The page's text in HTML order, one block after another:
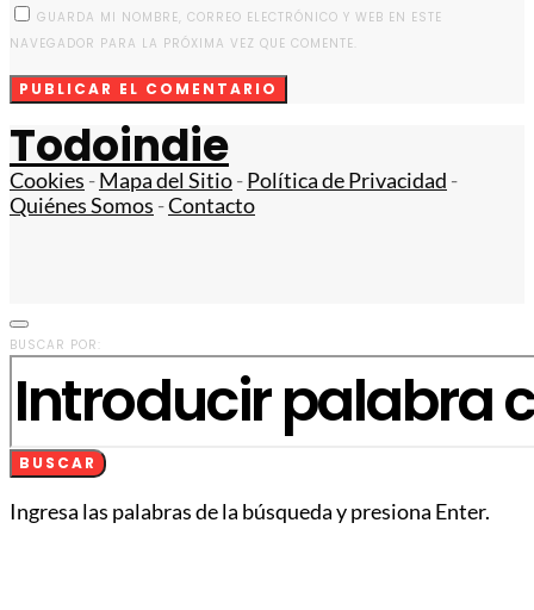
GUARDA MI NOMBRE, CORREO ELECTRÓNICO Y WEB EN ESTE
NAVEGADOR PARA LA PRÓXIMA VEZ QUE COMENTE.
Todoindie
Cookies -Mapa del Sitio-Política de Privacidad -
Quiénes Somos -Contacto
BUSCAR POR:
BUSCAR
Ingresa las palabras de la búsqueda y presiona Enter.